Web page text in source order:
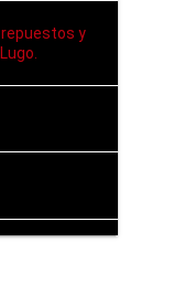
repuestos y